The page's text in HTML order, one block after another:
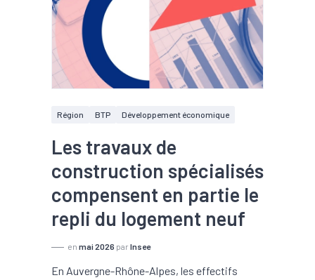
Région BTP Développement économique
Les travaux de
construction spécialisés
compensent en partie le
repli du logement neuf
en mai 2026 par Insee
En Auvergne-Rhône-Alpes, les effectifs